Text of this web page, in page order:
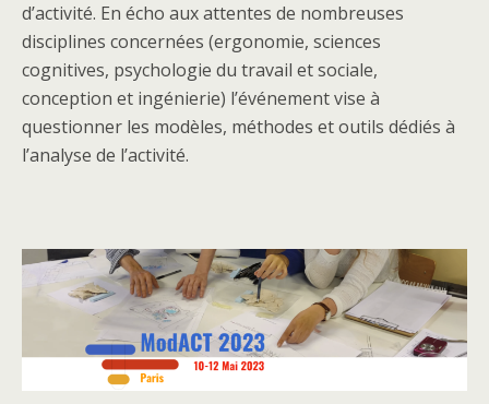
d’activité. En écho aux attentes de nombreuses
disciplines concernées (ergonomie, sciences
cognitives, psychologie du travail et sociale,
conception et ingénierie) l’événement vise à
questionner les modèles, méthodes et outils dédiés à
l’analyse de l’activité.